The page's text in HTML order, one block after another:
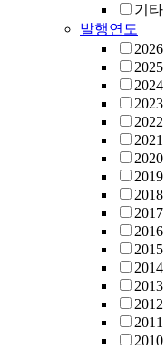
기타
발행연도
2026
2025
2024
2023
2022
2021
2020
2019
2018
2017
2016
2015
2014
2013
2012
2011
2010